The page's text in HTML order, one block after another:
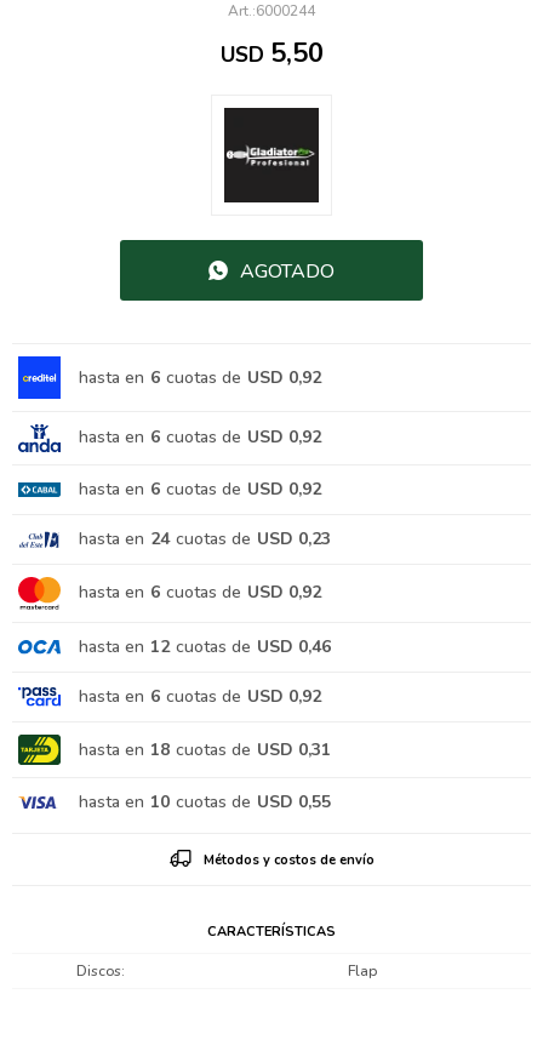
6000244
USD 5,50
AGOTADO
hasta en 6 cuotas de USD 0,92
hasta en 6 cuotas de USD 0,92
hasta en 6 cuotas de USD 0,92
hasta en 24 cuotas de USD 0,23
hasta en 6 cuotas de USD 0,92
hasta en 12 cuotas de USD 0,46
hasta en 6 cuotas de USD 0,92
hasta en 18 cuotas de USD 0,31
hasta en 10 cuotas de USD 0,55
Métodos y costos de envío
CARACTERÍSTICAS
Discos Flap